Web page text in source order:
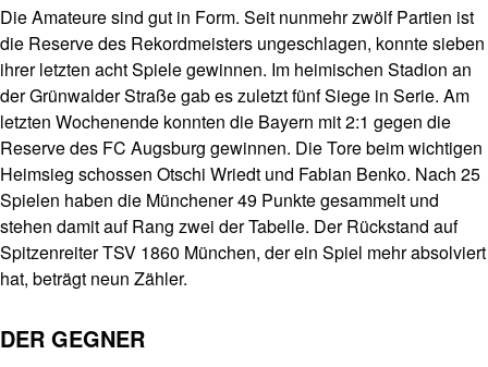
Die Amateure sind gut in Form. Seit nunmehr zwölf Partien ist
die Reserve des Rekordmeisters ungeschlagen, konnte sieben
ihrer letzten acht Spiele gewinnen. Im heimischen Stadion an
der Grünwalder Straße gab es zuletzt fünf Siege in Serie. Am
letzten Wochenende konnten die Bayern mit 2:1 gegen die
Reserve des FC Augsburg gewinnen. Die Tore beim wichtigen
Heimsieg schossen Otschi Wriedt und Fabian Benko. Nach 25
Spielen haben die Münchener 49 Punkte gesammelt und
stehen damit auf Rang zwei der Tabelle. Der Rückstand auf
Spitzenreiter TSV 1860 München, der ein Spiel mehr absolviert
hat, beträgt neun Zähler.
DER GEGNER